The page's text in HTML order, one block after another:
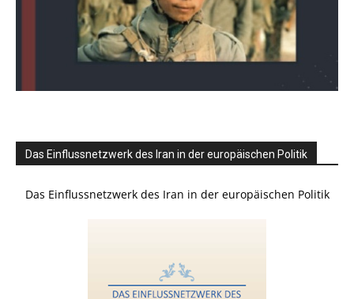
Das Einflussnetzwerk des Iran in der europäischen Politik
Das Einflussnetzwerk des Iran in der europäischen Politik